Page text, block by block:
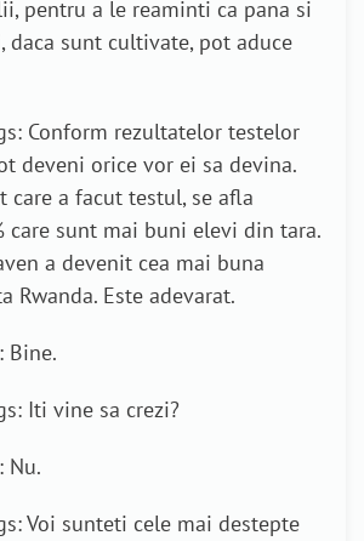
pentru a le reaminti ca pana si
daca sunt cultivate, pot aduce
Conform rezultatelor testelor
deveni orice vor ei sa devina.
care a facut testul, se afla
care sunt mai buni elevi din tara.
a devenit cea mai buna
Rwanda. Este adevarat.
Bine.
Iti vine sa crezi?
Nu.
Voi sunteti cele mai destepte